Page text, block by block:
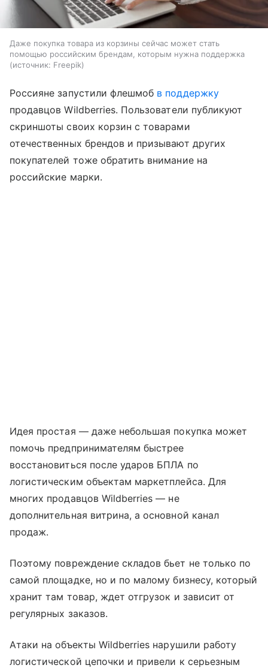
Даже покупка товара из корзины сейчас может стать
помощью российским брендам, которым нужна поддержка
источник: Freepik
Россияне запустили флешмоб в поддержку
продавцов Wildberries. Пользователи публикуют
скриншоты своих корзин с товарами
отечественных брендов и призывают других
покупателей тоже обратить внимание на
российские марки.
Идея простая — даже небольшая покупка может
помочь предпринимателям быстрее
восстановиться после ударов БПЛА по
логистическим объектам маркетплейса. Для
многих продавцов Wildberries — не
дополнительная витрина, а основной канал
продаж.
Поэтому повреждение складов бьет не только по
самой площадке, но и по малому бизнесу, который
хранит там товар, ждет отгрузок и зависит от
регулярных заказов.
Атаки на объекты Wildberries нарушили работу
логистической цепочки и привели к серьезным